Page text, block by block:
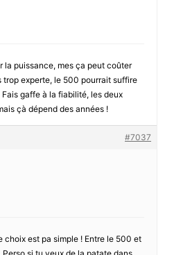
la puissance, mes ça peut coûter
trop experte, le 500 pourrait suffire
gaffe à la fiabilité, les deux
çà dépend des années !
#7037
choix est pa simple ! Entre le 500 et